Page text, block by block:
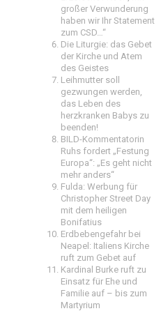
großer Verwunderung
haben wir Ihr Statement
zum CSD…“
Die Liturgie: das Gebet
der Kirche und Atem
des Geistes
Leihmutter soll
gezwungen werden,
das Leben des
herzkranken Babys zu
beenden!
BILD-Kommentatorin
Ruhs fordert „Festung
Europa“: „Es geht nicht
mehr anders“
Fulda: Werbung für
Christopher Street Day
mit dem heiligen
Bonifatius
Erdbebengefahr bei
Neapel: Italiens Kirche
ruft zum Gebet auf
Kardinal Burke ruft zu
Einsatz für Ehe und
Familie auf – bis zum
Martyrium